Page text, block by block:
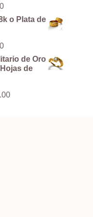
Rango
de
precios:
USD 497.00
USD 3,897.00
o Plata de
Rango
de
precios:
desde
hasta
de Oro
de
Rango